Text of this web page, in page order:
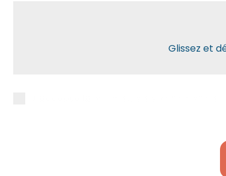
Glissez et